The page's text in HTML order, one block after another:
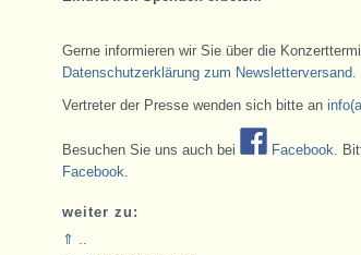
Gerne informieren wir Sie über die
Datenschutzerklärung zum Newsletterversand.
Vertreter der Presse wenden sich bitte an
Besuchen Sie uns auch bei Facebook.
Facebook.
weiter zu:
⇑ ..